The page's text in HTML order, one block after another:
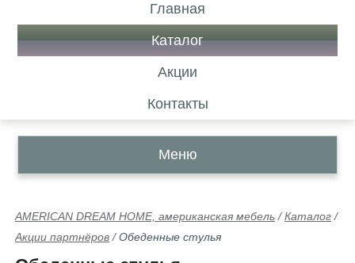
Главная
Каталог
Акции
Контакты
Меню
AMERICAN DREAM HOME, американская мебель /Каталог /
Акции партнёров /Обеденные стулья